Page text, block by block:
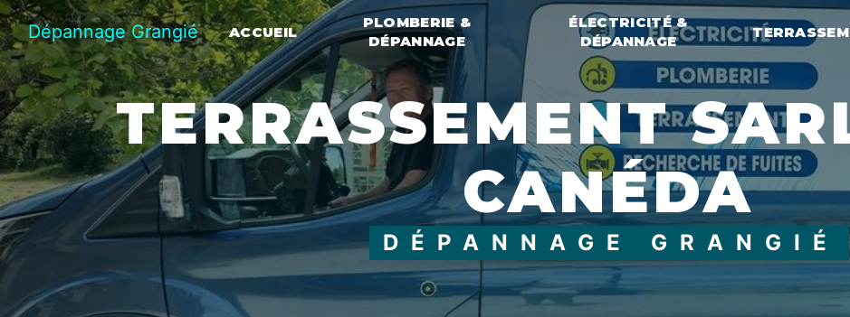
Dépannage Grangié ACCUEIL
PLOMBERIE &
DÉPANNAGE
ÉLECTRICITÉ &
DÉPANNAGE
TERRASSEMENT SARLAT-LA-
CANÉDA
DÉPANNAGE GRANGIÉ
Panneau de gestion des cookies